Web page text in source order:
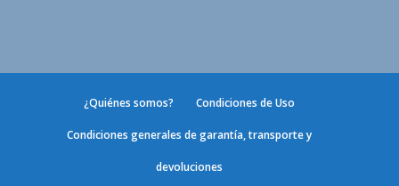
¿Quiénes somos? Condiciones de Uso
Condiciones generales de garantía, transporte y
devoluciones